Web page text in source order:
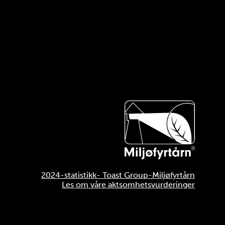
2024-statistikk- Toast Group-Miljøfyrtårn
Les om våre aktsomhetsvurderinger